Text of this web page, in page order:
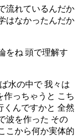
流れているんだか
はなかったんだか
をね 頭で理解す
水の中で 我々は
作っちゃうと こち
くんですかと 全然
波を作った その
こから何か実体的